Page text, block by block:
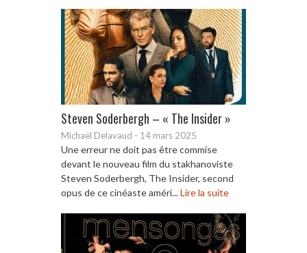
Steven Soderbergh – « The Insider »
Michaël Delavaud - 14 mars 2025
Une erreur ne doit pas être commise
devant le nouveau film du stakhanoviste
Steven Soderbergh, The Insider, second
opus de ce cinéaste améri...Lire la suite